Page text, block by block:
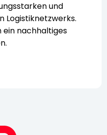
und
Logistiknetzwerks.
ein nachhaltiges